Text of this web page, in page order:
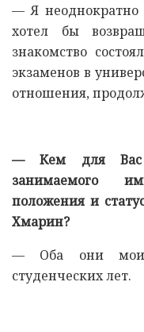
— Я неоднократно
хотел бы
знакомство
экзаменов в
отношения,
— Кем для Вас
занимаемого
положения и
Хмарин?
— Оба они
студенческих лет.